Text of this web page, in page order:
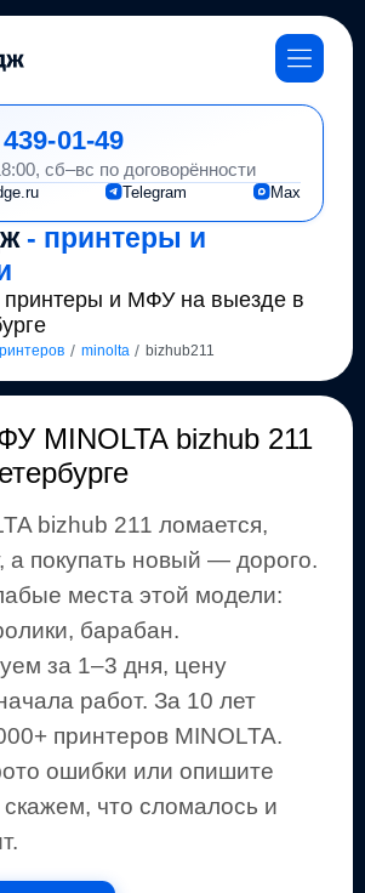
- принтеры и
принтеры и МФУ на выезде в
/ minolta / bizhub211
01-49
сб–вс по договорённости
Telegram Max
MINOLTA bizhub 211
bizhub 211 ломается,
а покупать новый — дорого.
места этой модели:
барабан.
за 1–3 дня, цену
работ. За 10 лет
принтеровMINOLTA.
ошибки или опишите
что сломалось и